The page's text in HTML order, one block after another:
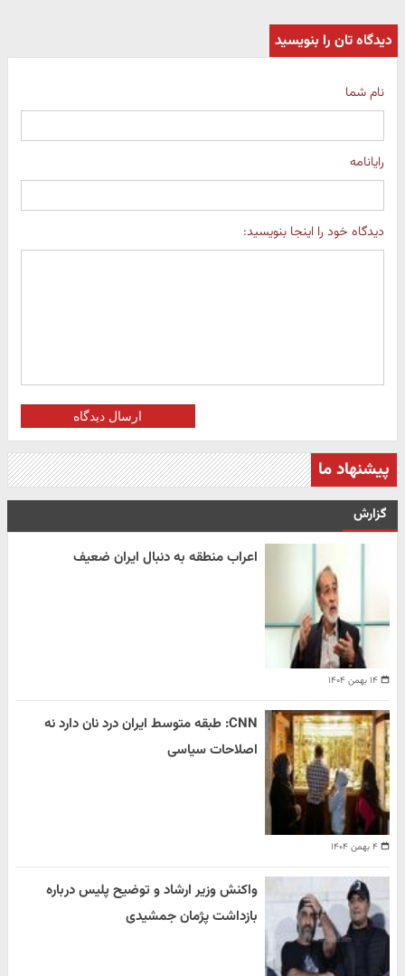
دیدگاه تان را بنویسید
نام شما
رایانامه
دیدگاه خود را اینجا بنویسید:
ارسال دیدگاه
پیشنهاد ما
گزارش
۱۴ بهمن ۱۴۰۴
اعراب منطقه به دنبال ایران ضعیف
۴ بهمن ۱۴۰۴
CNN: طبقه متوسط ایران درد نان دارد نه
اصلاحات سیاسی
واکنش وزیر ارشاد و توضیح پلیس درباره
بازداشت پژمان جمشیدی